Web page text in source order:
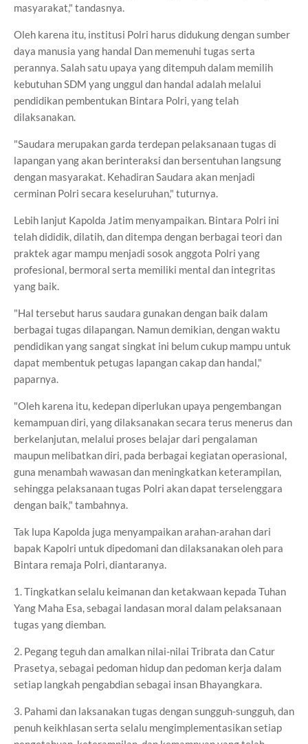
masyarakat," tandasnya.
Oleh karena itu, institusi Polri harus didukung dengan sumber
daya manusia yang handal Dan memenuhi tugas serta
perannya. Salah satu upaya yang ditempuh dalam memilih
kebutuhan SDM yang unggul dan handal adalah melalui
pendidikan pembentukan Bintara Polri, yang telah
dilaksanakan.
"Saudara merupakan garda terdepan pelaksanaan tugas di
lapangan yang akan berinteraksi dan bersentuhan langsung
dengan masyarakat. Kehadiran Saudara akan menjadi
cerminan Polri secara keseluruhan," tuturnya.
Lebih lanjut Kapolda Jatim menyampaikan. Bintara Polri ini
telah dididik, dilatih, dan ditempa dengan berbagai teori dan
praktek agar mampu menjadi sosok anggota Polri yang
profesional, bermoral serta memiliki mental dan integritas
yang baik.
"Hal tersebut harus saudara gunakan dengan baik dalam
berbagai tugas dilapangan. Namun demikian, dengan waktu
pendidikan yang sangat singkat ini belum cukup mampu untuk
dapat membentuk petugas lapangan cakap dan handal,"
paparnya.
"Oleh karena itu, kedepan diperlukan upaya pengembangan
kemampuan diri, yang dilaksanakan secara terus menerus dan
berkelanjutan, melalui proses belajar dari pengalaman
maupun melibatkan diri, pada berbagai kegiatan operasional,
guna menambah wawasan dan meningkatkan keterampilan,
sehingga pelaksanaan tugas Polri akan dapat terselenggara
dengan baik," tambahnya.
Tak lupa Kapolda juga menyampaikan arahan-arahan dari
bapak Kapolri untuk dipedomani dan dilaksanakan oleh para
Bintara remaja Polri, diantaranya.
1. Tingkatkan selalu keimanan dan ketakwaan kepada Tuhan
Yang Maha Esa, sebagai landasan moral dalam pelaksanaan
tugas yang diemban.
2. Pegang teguh dan amalkan nilai-nilai Tribrata dan Catur
Prasetya, sebagai pedoman hidup dan pedoman kerja dalam
setiap langkah pengabdian sebagai insan Bhayangkara.
3. Pahami dan laksanakan tugas dengan sungguh-sungguh, dan
penuh keikhlasan serta selalu mengimplementasikan setiap